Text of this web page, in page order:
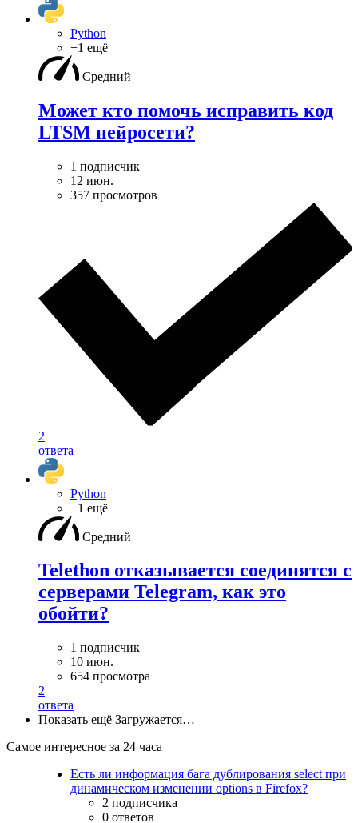
Python
+1 ещё
Средний
Может кто помочь исправить код
LTSM нейросети?
1 подписчик
12 июн.
357 просмотров
2
ответа
Python
+1 ещё
Средний
Telethon отказывается соединятся с
серверами Telegram, как это
обойти?
1 подписчик
10 июн.
654 просмотра
2
ответа
Показать ещё Загружается…
Самое интересное за 24 часа
Есть ли информация бага дублирования select при
динамическом изменении options в Firefox?
2 подписчика
0 ответов